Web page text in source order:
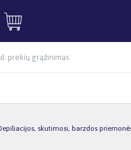
prekių grąžinimas
skutimosi, barzdos